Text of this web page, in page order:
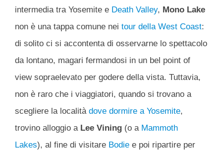
intermedia tra Yosemite e Death Valley, Mono Lake
non è una tappa comune nei tour della West Coast:
di solito ci si accontenta di osservarne lo spettacolo
da lontano, magari fermandosi in un bel point of
view sopraelevato per godere della vista. Tuttavia,
non è raro che i viaggiatori, quando si trovano a
scegliere la località dove dormire a Yosemite,
trovino alloggio a Lee Vining (o a Mammoth
Lakes), al fine di visitare Bodie e poi ripartire per